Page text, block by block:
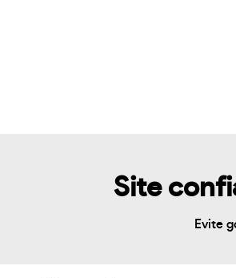
Site
Evite